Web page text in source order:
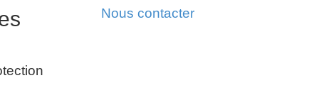
Nous contacter